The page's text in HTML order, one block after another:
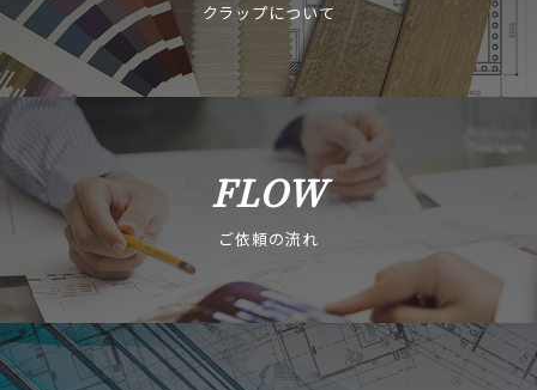
クラップについて
FLOW
ご依頼の流れ